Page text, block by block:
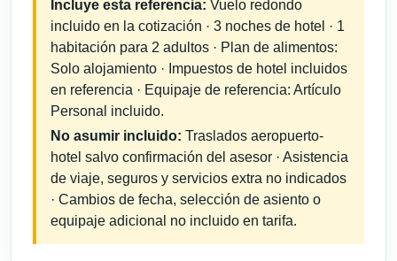
Incluye esta referencia: Vuelo redondo
incluido en la cotización · 3 noches de hotel · 1
habitación para 2 adultos · Plan de alimentos:
Solo alojamiento · Impuestos de hotel incluidos
en referencia · Equipaje de referencia: Artículo
Personal incluido.
No asumir incluido: Traslados aeropuerto-
hotel salvo confirmación del asesor · Asistencia
de viaje, seguros y servicios extra no indicados
· Cambios de fecha, selección de asiento o
equipaje adicional no incluido en tarifa.